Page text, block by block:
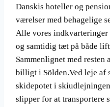
Danskis hoteller og
værelser med behagelige
Alle vores
og samtidig tæt på både
Sammenlignet med
billigt i Sölden.Ved leje af
skidepotet i
slipper for at transportere